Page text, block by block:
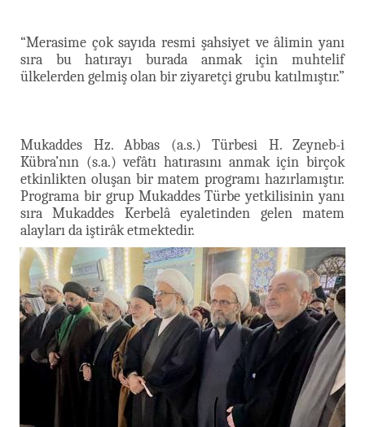
“Merasime çok sayıda resmi şahsiyet ve âlimin yanı
sıra bu hatırayı burada anmak için muhtelif
ülkelerden gelmiş olan bir ziyaretçi grubu katılmıştır.”
Mukaddes Hz. Abbas (a.s.) Türbesi H. Zeyneb-i
Kübra’nın (s.a.) vefâtı hatırasını anmak için birçok
etkinlikten oluşan bir matem programı hazırlamıştır.
Programa bir grup Mukaddes Türbe yetkilisinin yanı
sıra Mukaddes Kerbelâ eyaletinden gelen matem
alayları da iştirâk etmektedir.